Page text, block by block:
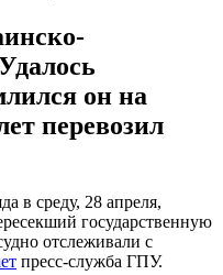
он на
перевозил
в среду, 28 апреля,
государственную
отслеживали с
пресс-служба ГПУ.